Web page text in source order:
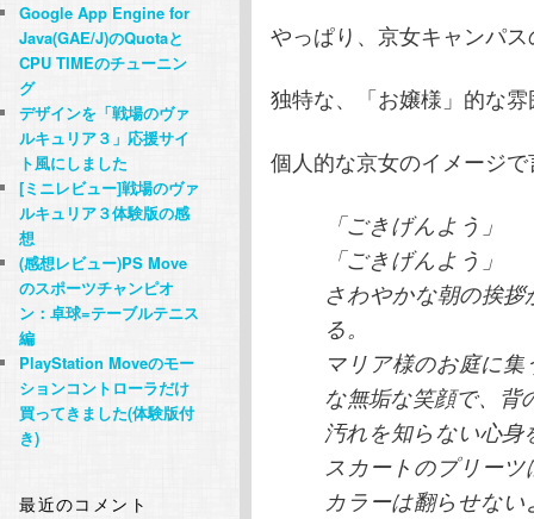
やっぱり、京女キャンパ
独特な、「お嬢様」的な
個人的な京女のイメージ
「ごきげんよう」
「ごきげんよう」
さわやかな朝の挨
る。
マリア様のお庭に
な無垢な笑顔で、背
汚れを知らない心身
スカートのプリー
カラーは翻らせな
Google App Engine for
Java(GAE/J)のQuotaと
CPU TIMEのチューニン
グ
デザインを「戦場のヴァ
ルキュリア３」応援サイ
ト風にしました
[ミニレビュー]戦場のヴァ
ルキュリア３体験版の感
想
(感想レビュー)PS Move
のスポーツチャンピオ
ン：卓球=テーブルテニス
編
PlayStation Moveのモー
ションコントローラだけ
買ってきました(体験版付
き)
最近のコメント